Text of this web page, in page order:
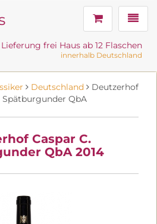
Lieferung frei Haus ab 12 Flaschen
innerhalb Deutschland
Deutschland
Deutzerhof
Spätburgunder QbA
Caspar C.
QbA 2014